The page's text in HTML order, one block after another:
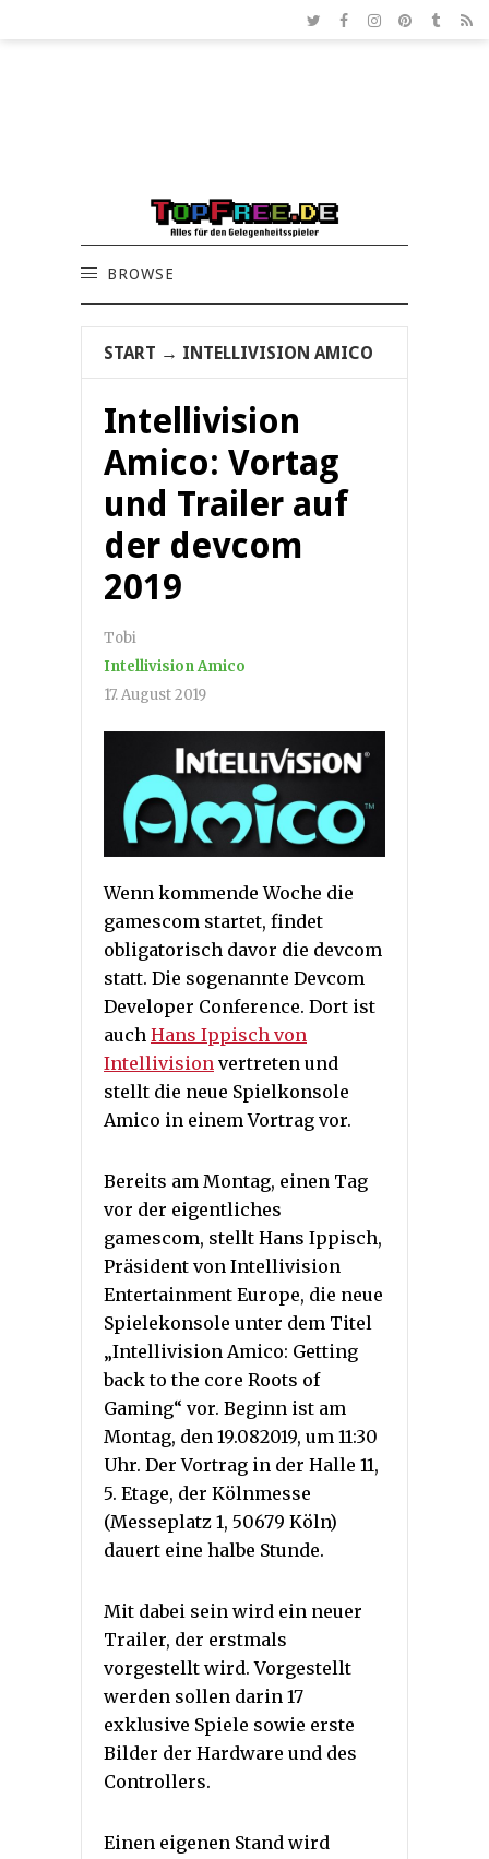
BROWSE
START → INTELLIVISION AMICO
Intellivision
Amico: Vortag
und Trailer auf
der devcom
2019
Tobi
Intellivision Amico
17. August 2019
Wenn kommende Woche die
gamescom startet, findet
obligatorisch davor die devcom
statt. Die sogenannte Devcom
Developer Conference. Dort ist
auch Hans Ippisch von
Intellivision vertreten und
stellt die neue Spielkonsole
Amico in einem Vortrag vor.
Bereits am Montag, einen Tag
vor der eigentliches
gamescom, stellt Hans Ippisch,
Präsident von Intellivision
Entertainment Europe, die neue
Spielekonsole unter dem Titel
„Intellivision Amico: Getting
back to the core Roots of
Gaming“ vor. Beginn ist am
Montag, den 19.082019, um 11:30
Uhr. Der Vortrag in der Halle 11,
5. Etage, der Kölnmesse
(Messeplatz 1, 50679 Köln)
dauert eine halbe Stunde.
Mit dabei sein wird ein neuer
Trailer, der erstmals
vorgestellt wird. Vorgestellt
werden sollen darin 17
exklusive Spiele sowie erste
Bilder der Hardware und des
Controllers.
Einen eigenen Stand wird